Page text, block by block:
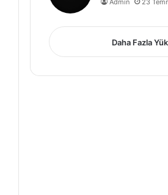
Admin 23
Daha Fazla